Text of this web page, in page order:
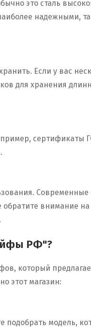
это сталь
надежными,
Если у вас
для хранения
сертификаты
внимание
РФ"?
который
этот магазин:
модель,